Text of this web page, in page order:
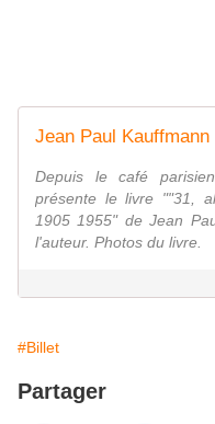
Depuis le café
présente le livre ""31,
1905 1955" de Jean
l'auteur. Photos du livre.
#Billet
Partager